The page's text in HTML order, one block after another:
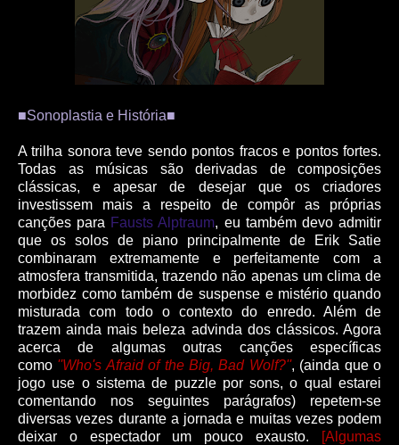
■Sonoplastia e História■
A trilha sonora teve sendo pontos fracos e pontos fortes.
Todas as músicas são derivadas de composições
clássicas, e apesar de desejar que os criadores
investissem mais a respeito de compôr as próprias
canções para Fausts Alptraum, eu também devo admitir
que os solos de piano principalmente de Erik Satie
combinaram extremamente e perfeitamente com a
atmosfera transmitida, trazendo não apenas um clima de
morbidez como também de suspense e mistério quando
misturada com todo o contexto do enredo. Além de
trazem ainda mais beleza advinda dos clássicos. Agora
acerca de algumas outras canções específicas
como ''Who's Afraid of the Big, Bad Wolf?'', (ainda que o
jogo use o sistema de puzzle por sons, o qual estarei
comentando nos seguintes parágrafos) repetem-se
diversas vezes durante a jornada e muitas vezes podem
deixar o espectador um pouco exausto.
[Algumas